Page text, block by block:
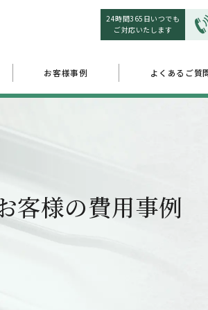
24時間365日いつでも
ご対応いたします
お客様事例 よくあるご質
客様の費用事例